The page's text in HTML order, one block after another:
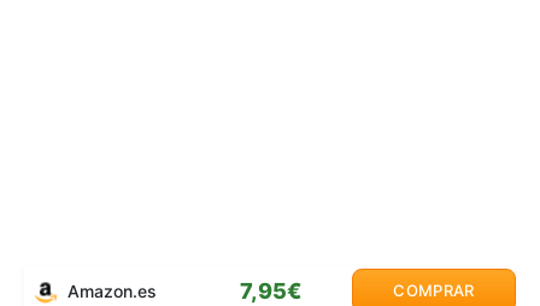
Amazon.es 7,95€ COMPRAR